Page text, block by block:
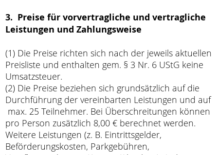
3. Preise für vorvertragliche und vertragliche
Leistungen und Zahlungsweise
(1) Die Preise richten sich nach der jeweils aktuellen
Preisliste und enthalten gem. § 3 Nr. 6 UStG keine
Umsatzsteuer.
(2) Die Preise beziehen sich grundsätzlich auf die
Durchführung der vereinbarten Leistungen und auf
max. 25 Teilnehmer. Bei Überschreitungen können
pro Person zusätzlich 8,00 € berechnet werden.
Weitere Leistungen (z. B. Eintrittsgelder,
Beförderungskosten, Parkgebühren,